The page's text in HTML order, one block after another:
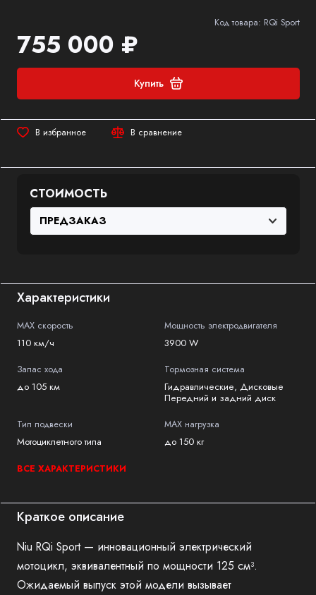
Код товара: RQi Sport
755 000 ₽
Купить
В избранное В сравнение
СТОИМОСТЬ
Характеристики
MAX скорость
110 км/ч
Мощность электродвигателя
3900 W
Запас хода
до 105 км
Тормозная система
Гидравлические, Дисковые
Передний и задний диск
Тип подвески
Мотоциклетного типа
MAX нагрузка
до 150 кг
ВСЕ ХАРАКТЕРИСТИКИ
Краткое описание
Niu RQi Sport — инновационный электрический
мотоцикл, эквивалентный по мощности 125 см³.
Ожидаемый выпуск этой модели вызывает